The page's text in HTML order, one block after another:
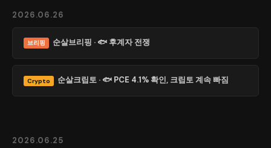
2026.06.26
브리핑 순살브리핑 · 🐟 후계자 전쟁
Crypto 순살크립토 · 🐟 PCE 4.1% 확인, 크립토 계속 빠짐
2026.06.25